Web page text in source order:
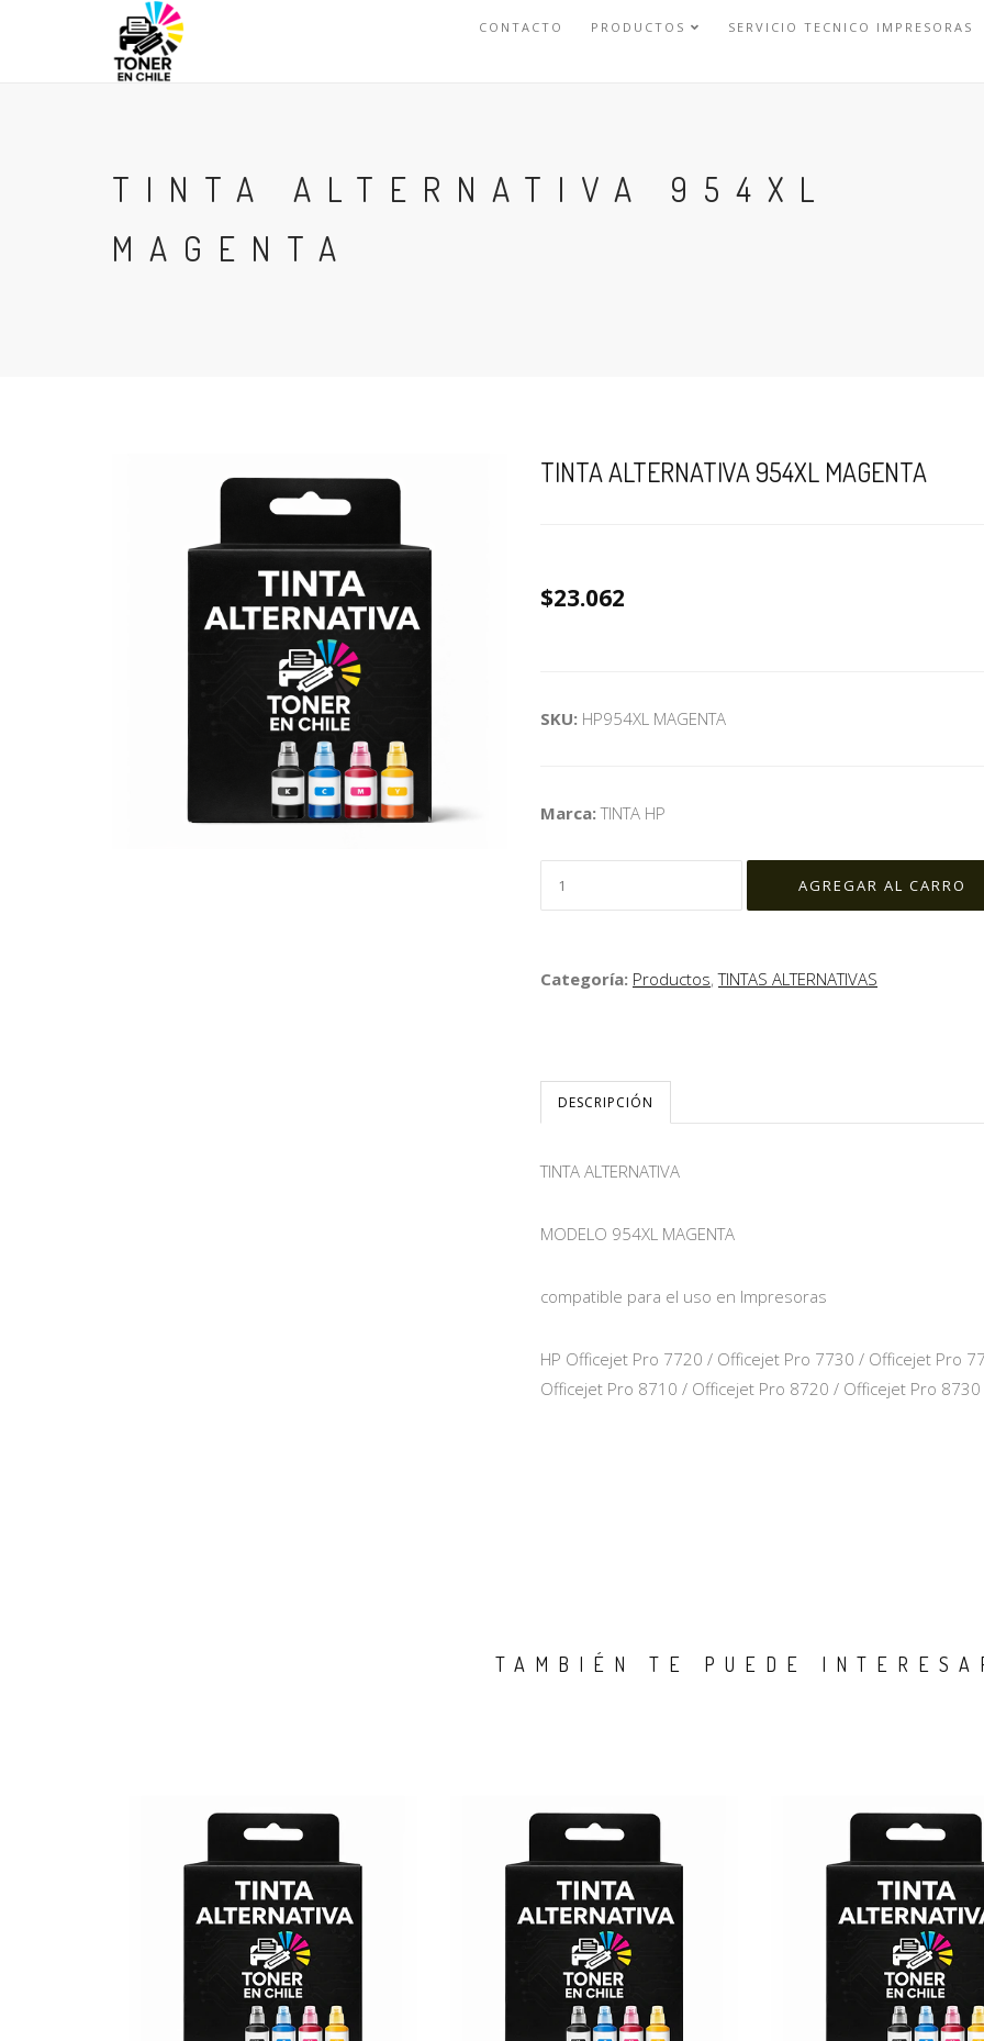
CONTACTO PRODUCTOS SERVICIO TECNICO IMPRESORAS
TINTA ALTERNATIVA 954XL
MAGENTA
TINTA ALTERNATIVA 954XL MAGENTA
$23.062
SKU: HP954XL MAGENTA
Marca:TINTA HP
Categoría: Productos,TINTAS ALTERNATIVAS
DESCRIPCIÓN
TINTA ALTERNATIVA
MODELO 954XL MAGENTA
compatible para el uso en Impresoras
HP Officejet Pro 7720 / Officejet Pro 7730 / Officejet Pro
Officejet Pro 8710 / Officejet Pro 8720 / Officejet Pro 8730
TAMBIÉN TE PUEDE